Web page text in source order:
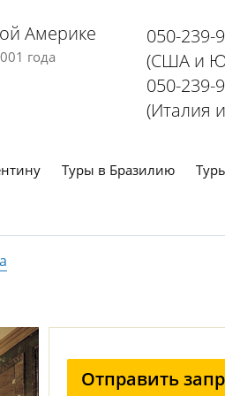
Америке
года
050-239-
(США и
050-239-
(Италия
Туры в Бразилию
Отправить